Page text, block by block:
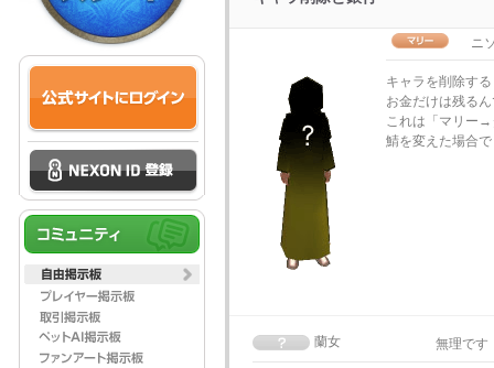
ニ
キャラを削除す
お金だけは残る
これは「マリー→
鯖を変えた場合
蘭女 無理です